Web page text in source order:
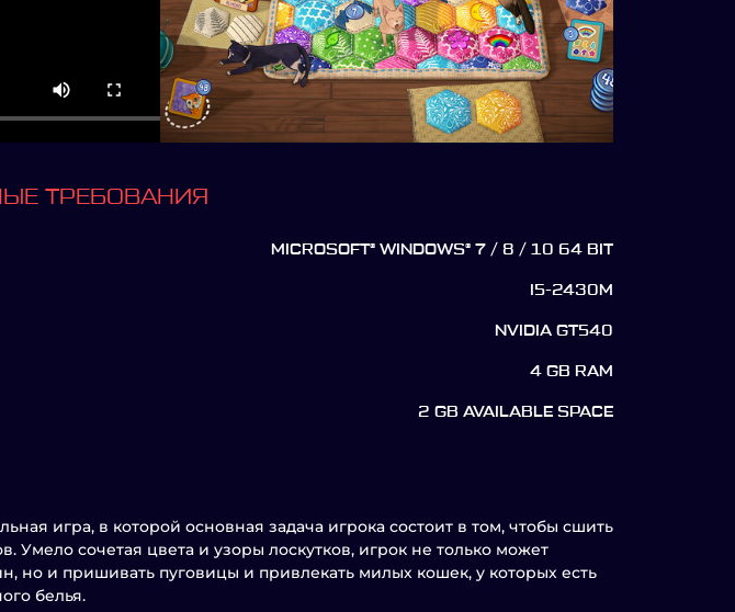
ТРЕБОВАНИЯ
MICROSOFT® WINDOWS® 7 / 8 / 10 64 BIT
I5-2430M
NVIDIA GT540
4 GB RAM
2 GB AVAILABLE SPACE
игра, в которой основная задача игрока состоит в том, чтобы сшить
Умело сочетая цвета и узоры лоскутков, игрок не только может
но и пришивать пуговицы и привлекать милых кошек, у которых есть
белья.